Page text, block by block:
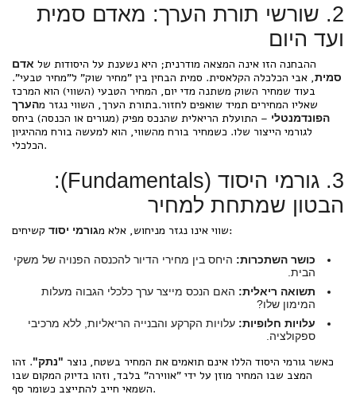
2. שורשי תורת הערך: מאדם סמית
ועד היום
ההבחנה הזו אינה המצאה מודרנית; היא נשענת על היסודות של אדם
סמית, אבי הכלכלה הקלאסית. סמית הבחין בין "מחיר שוק" ל"מחיר טבעי".
בעוד שמחיר השוק משתנה מדי יום, המחיר הטבעי (השווי) הוא המרכז
שאליו המחירים תמיד שואפים לחזור.בתורת הערך, השווי נגזר מהערך
הפונדמנטלי – התועלת הריאלית שהנכס מפיק (מגורים או הכנסה) ביחס
לגורמי הייצור שלו. כשמחיר בורח מהשווי, הוא למעשה בורח מההיגיון
הכלכלי.
3. גורמי היסוד (Fundamentals):
הבטון שמתחת למחיר
שווי אינו נגזר מניחוש, אלא מגורמי יסוד קשיחים:
כושר השתכרות: היחס בין מחירי הדיור להכנסה הפנויה של משקי
הבית.
תשואה ריאלית: האם הנכס מייצר ערך כלכלי הגבוה מעלות
המימון שלו?
עלויות חלופיות: עלויות הקרקע והבנייה הריאליות, ללא מרכיבי
ספקולציה.
כאשר גורמי היסוד הללו אינם תואמים את המחיר בשטח, נוצר "נתק". זהו
המצב שבו המחיר מוזן על ידי "אווירה" בלבד, וזהו בדיוק המקום שבו
השמאי חייב להתייצב כשומר סף.